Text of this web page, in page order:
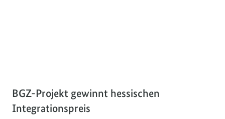
BGZ-Projekt gewinnt hessischen
Integrationspreis